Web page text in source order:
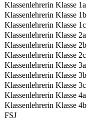
Klassenlehrerin Klasse 1a
Klassenlehrerin Klasse 1b
Klassenlehrerin Klasse 1c
Klassenlehrerin Klasse 2a
Klassenlehrerin Klasse 2b
Klassenlehrerin Klasse 2c
Klassenlehrerin Klasse 3a
Klassenlehrerin Klasse 3b
Klassenlehrerin Klasse 3c
Klassenlehrerin Klasse 4a
Klassenlehrerin Klasse 4b
FSJ